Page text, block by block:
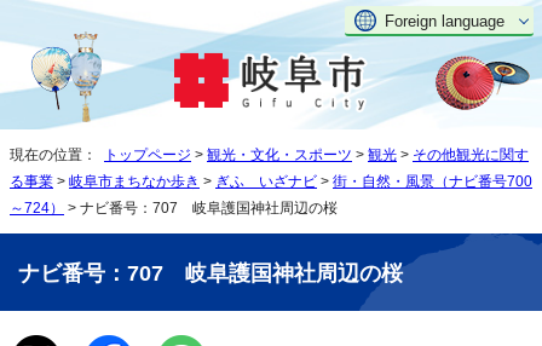
Foreign language
現在の位置： トップページ > 観光・文化・スポーツ > 観光 > その他観光に関す
る事業 > 岐阜市まちなか歩き > ぎふ いざナビ > 街・自然・風景（ナビ番号700
～724）
> ナビ番号：707 岐阜護国神社周辺の桜
ナビ番号：707 岐阜護国神社周辺の桜